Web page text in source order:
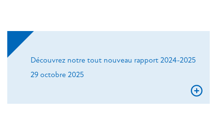
Découvrez notre tout nouveau rapport 2024-2025
29 octobre 2025